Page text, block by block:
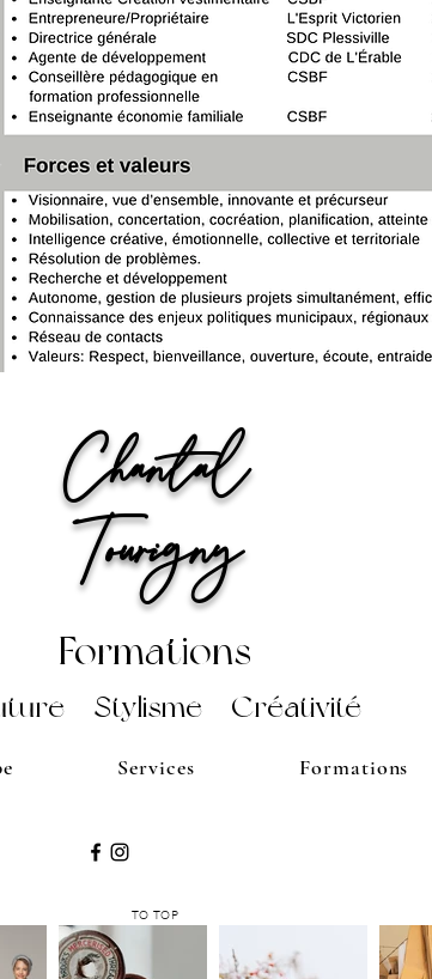
Chantal
Tourigny
Formations
Stylisme Créativité
Services Formations
TO TOP